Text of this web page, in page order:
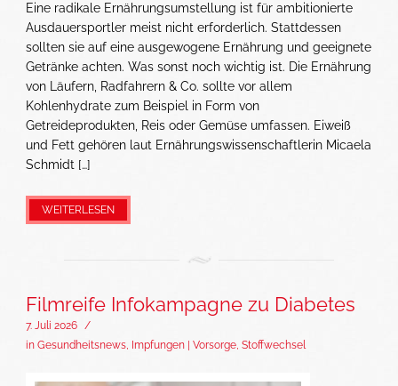
Eine radikale Ernährungsumstellung ist für ambitionierte
Ausdauersportler meist nicht erforderlich. Stattdessen
sollten sie auf eine ausgewogene Ernährung und geeignete
Getränke achten. Was sonst noch wichtig ist. Die Ernährung
von Läufern, Radfahrern & Co. sollte vor allem
Kohlenhydrate zum Beispiel in Form von
Getreideprodukten, Reis oder Gemüse umfassen. Eiweiß
und Fett gehören laut Ernährungswissenschaftlerin Micaela
Schmidt […]
WEITERLESEN
Filmreife Infokampagne zu Diabetes
7. Juli 2026 /
in Gesundheitsnews, Impfungen | Vorsorge, Stoffwechsel